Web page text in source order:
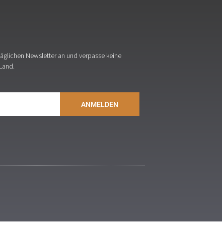
Newsletter an und verpasse keine
ANMELDEN